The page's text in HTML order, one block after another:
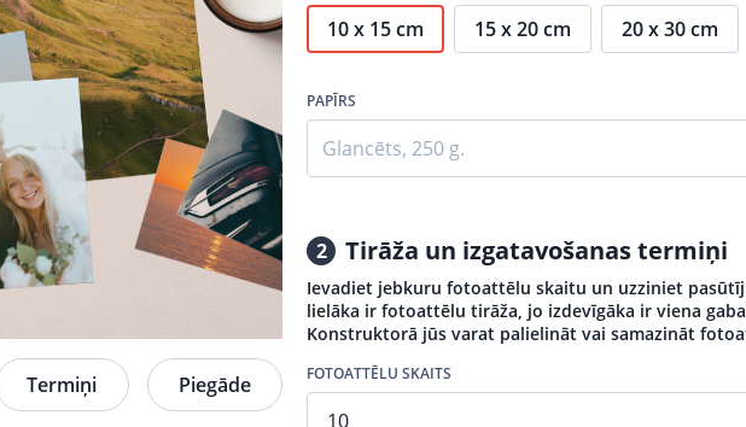
Termiņi Piegāde
10 x 15 cm 15 x 20 cm 20 x 30 cm
PAPĪRS
Glancēts, 250 g.
2 Tirāža un izgatavošanas termiņi
Ievadiet jebkuru fotoattēlu skaitu un uzziniet
lielāka ir fotoattēlu tirāža, jo izdevīgāka ir viena
Konstruktorā jūs varat palielināt vai samazināt
FOTOATTĒLU SKAITS